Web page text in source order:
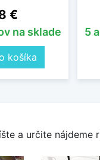
€
na sklade
košíka
5
a určite nájdeme